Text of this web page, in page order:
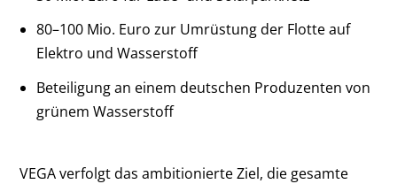
80–100 Mio. Euro zur Umrüstung der Flotte auf
Elektro und Wasserstoff
Beteiligung an einem deutschen Produzenten von
grünem Wasserstoff
VEGA verfolgt das ambitionierte Ziel, die gesamte